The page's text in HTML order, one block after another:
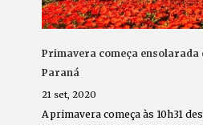
Primavera começa ensolarada
Paraná
21 set, 2020
A primavera começa às 10h31